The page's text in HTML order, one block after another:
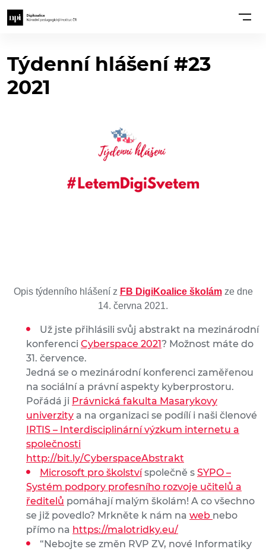
Týdenní hlášení #23
2021
Opis týdenního hlášení z FB DigiKoalice školámze dne
14. června 2021.
Už jste přihlásili svůj abstrakt na mezinárodní
konferenci Cyberspace 2021? Možnost máte do
31. července.
Jedná se o mezinárodní konferenci zaměřenou
na sociální a právní aspekty kyberprostoru.
Pořádá ji Právnická fakulta Masarykovy
univerzity a na organizaci se podílí i naši členové
IRTIS – Interdisciplinární výzkum internetu a
společnosti
http://bit.ly/CyberspaceAbstrakt
Microsoft pro školstvíspolečně s SYPO –
Systém podpory profesního rozvoje učitelů a
ředitelů pomáhají malým školám! A co všechno
se již povedlo? Mrkněte k nám na web nebo
přímo na https://malotridky.eu/
“Nebojte se změn RVP ZV, nové Informatiky